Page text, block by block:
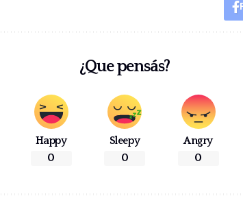
¿Que pensás?
Happy
0
Sleepy
0
Angry
0